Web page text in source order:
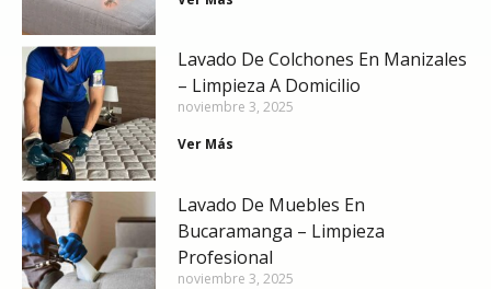
Lavado De Colchones En Manizales
– Limpieza A Domicilio
noviembre 3, 2025
Ver Más
Lavado De Muebles En
Bucaramanga – Limpieza
Profesional
noviembre 3, 2025